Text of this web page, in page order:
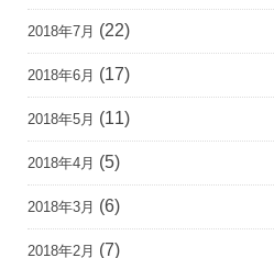
2018年7月 (22)
2018年6月 (17)
2018年5月 (11)
2018年4月 (5)
2018年3月 (6)
2018年2月 (7)